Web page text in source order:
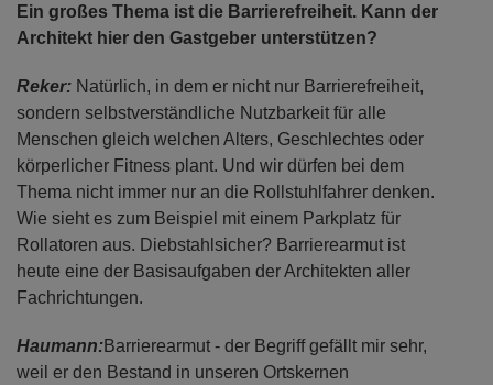
Ein großes Thema ist die Barrierefreiheit. Kann der
Architekt hier den Gastgeber unterstützen?
Reker: Natürlich, in dem er nicht nur Barrierefreiheit,
sondern selbstverständliche Nutzbarkeit für alle
Menschen gleich welchen Alters, Geschlechtes oder
körperlicher Fitness plant. Und wir dürfen bei dem
Thema nicht immer nur an die Rollstuhlfahrer denken.
Wie sieht es zum Beispiel mit einem Parkplatz für
Rollatoren aus. Diebstahlsicher? Barrierearmut ist
heute eine der Basisaufgaben der Architekten aller
Fachrichtungen.
Haumann:Barrierearmut - der Begriff gefällt mir sehr,
weil er den Bestand in unseren Ortskernen